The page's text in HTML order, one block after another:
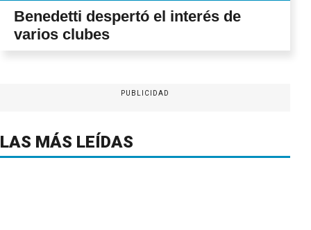
Benedetti despertó el interés de
varios clubes
PUBLICIDAD
LAS MÁS LEÍDAS